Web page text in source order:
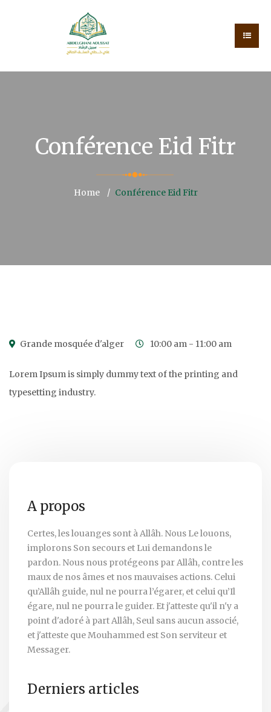
Conférence Eid Fitr
Home Conférence Eid Fitr
Grande mosquée d'alger 10:00 am - 11:00 am
Lorem Ipsum is simply dummy text of the printing and
typesetting industry.
A propos
Certes, les louanges sont à Allâh. Nous Le louons,
implorons Son secours et Lui demandons le
pardon. Nous nous protégeons par Allâh, contre les
maux de nos âmes et nos mauvaises actions. Celui
qu’Allâh guide, nul ne pourra l’égarer, et celui qu’Il
égare, nul ne pourra le guider. Et j'atteste qu'il n'y a
point d'adoré à part Allâh, Seul sans aucun associé,
et j'atteste que Mouhammed est Son serviteur et
Messager.
Derniers articles